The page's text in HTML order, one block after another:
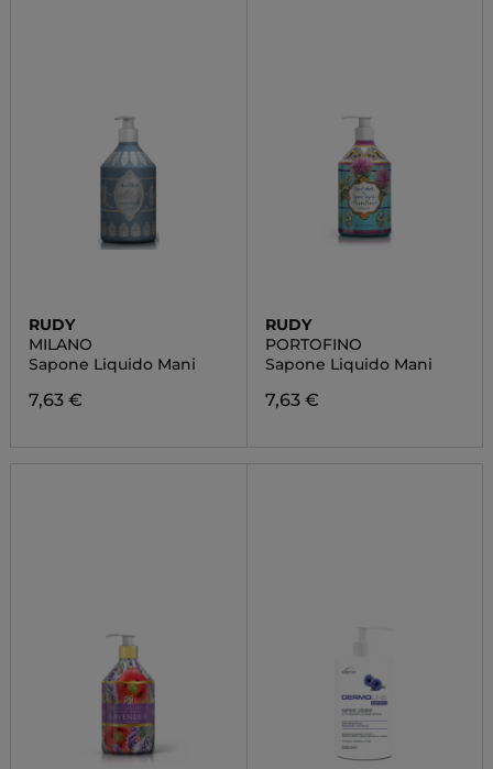
RUDY
MILANO
Sapone Liquido Mani
7,63 €
RUDY
PORTOFINO
Sapone Liquido Mani
7,63 €